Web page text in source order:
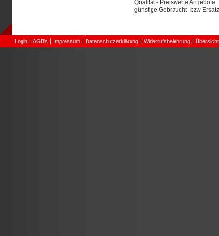
Qualität - Preiswerte
günstige Gebraucht- bzw
Login AGB's Impressum Datenschutzerklärung Widerrufsbelehrung